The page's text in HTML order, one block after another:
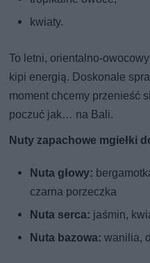
kwiaty.
To letni, orientalno-
kipi energią. Doskonale
moment chcemy przenieść
poczuć jak… na Bali.
Nuty zapachowe mgiełki
Nuta głowy:
czarna porzeczka
Nuta serca: jaśmin,
Nuta bazowa:wanilia,